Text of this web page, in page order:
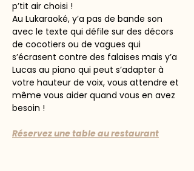
p’tit air choisi !
Au Lukaraoké, y’a pas de bande son
avec le texte qui défile sur des décors
de cocotiers ou de vagues qui
s’écrasent contre des falaises mais y’a
Lucas au piano qui peut s’adapter à
votre hauteur de voix, vous attendre et
même vous aider quand vous en avez
besoin !
Réservez une table au restaurant